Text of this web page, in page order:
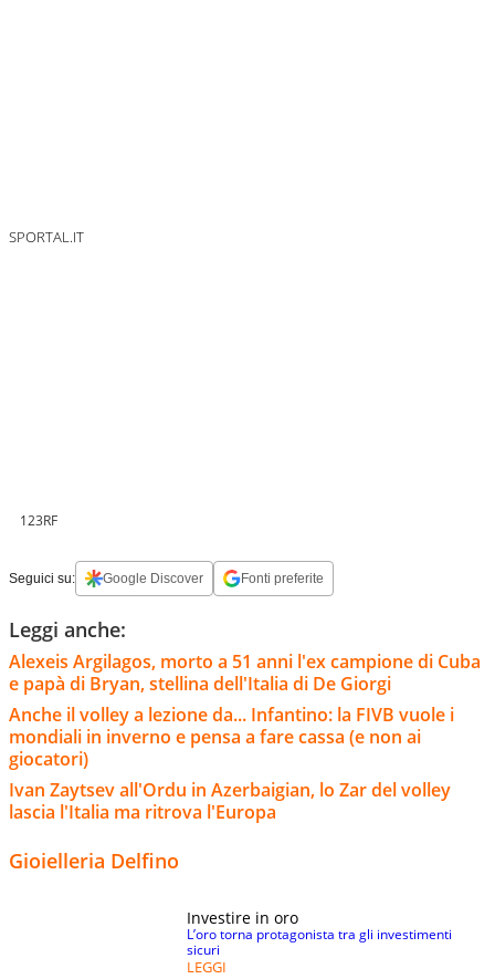
SPORTAL.IT
123RF
Seguici su: Google Discover Fonti preferite
Leggi anche:
Alexeis Argilagos, morto a 51 anni l'ex campione di Cuba
e papà di Bryan, stellina dell'Italia di De Giorgi
Anche il volley a lezione da... Infantino: la FIVB vuole i
mondiali in inverno e pensa a fare cassa (e non ai
giocatori)
Ivan Zaytsev all'Ordu in Azerbaigian, lo Zar del volley
lascia l'Italia ma ritrova l'Europa
Gioielleria Delfino
Investire in oro
L’oro torna protagonista tra gli investimenti
sicuri
LEGGI